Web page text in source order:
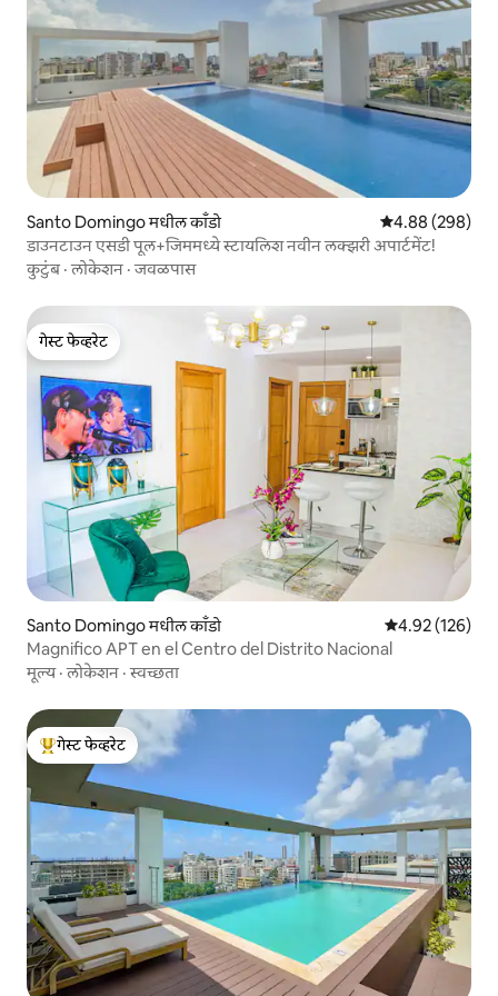
Santo Domingo मधील काँडो 5 पैकी 4.88
4.88 (298)
डाउनटाउन एसडी पूल+जिममध्ये स्टायलिश नवीन लक्झरी अपार्टमेंट!
कुटुंब·लोकेशन ·जवळपास
गेस्ट फेव्हरेट
गेस्ट फेव्हरेट
Santo Domingo मधील काँडो 5 पैकी 4.92
4.92 (126)
Magnifico APT en el Centro del Distrito Nacional
मूल्य·लोकेशन ·स्वच्छता
टॉप गेस्ट फेव्हरेट
गेस्ट फेव्हरेट